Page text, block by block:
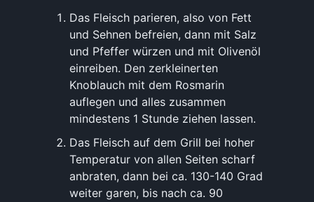
Das Fleisch parieren, also von Fett
und Sehnen befreien, dann mit Salz
und Pfeffer würzen und mit Olivenöl
einreiben. Den zerkleinerten
Knoblauch mit dem Rosmarin
auflegen und alles zusammen
mindestens 1 Stunde ziehen lassen.
Das Fleisch auf dem Grill bei hoher
Temperatur von allen Seiten scharf
anbraten, dann bei ca. 130-140 Grad
weiter garen, bis nach ca. 90